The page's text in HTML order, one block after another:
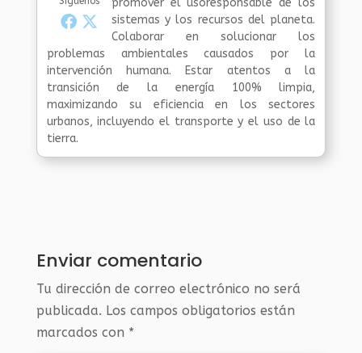
promover el usoresponsable de los
sistemas y los recursos del planeta.
Colaborar en solucionar los
problemas ambientales causados por la
intervención humana. Estar atentos a la
transición de la energía 100% limpia,
maximizando su eficiencia en los sectores
urbanos, incluyendo el transporte y el uso de la
tierra.
Enviar comentario
Tu dirección de correo electrónico no será
publicada. Los campos obligatorios están
marcados con *